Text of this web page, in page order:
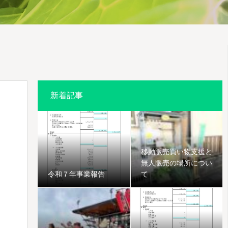
新着記事
令和７年事業報告
移動販売買い物支援と
無人販売の場所につい
て